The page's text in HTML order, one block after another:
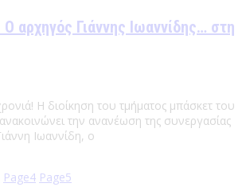
αρχηγός Γιάννης Ιωαννίδης… στη
Η διοίκηση του τμήματος μπάσκετ του
την ανανέωση της συνεργασίας
Ιωαννίδη, ο
Page4 Page5